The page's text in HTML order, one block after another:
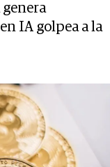
genera
IA golpea a la